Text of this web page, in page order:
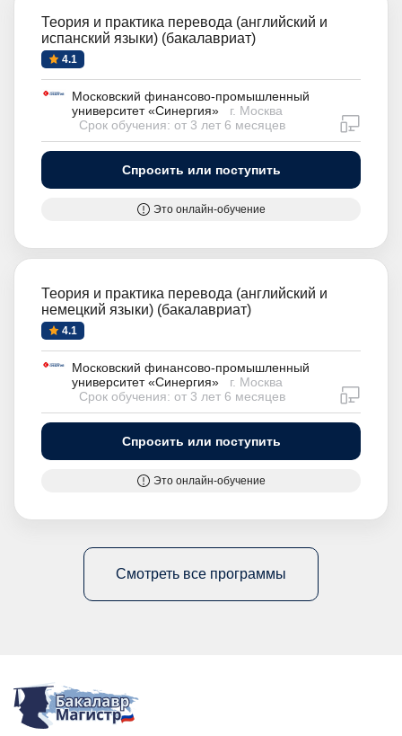
Теория и практика перевода (английский и
испанский языки) (бакалавриат)
4.1
Московский финансово-промышленный
университет «Синергия»
г. Москва
Срок обучения: от 3 лет 6 месяцев
Спросить или поступить
Это онлайн-обучение
Теория и практика перевода (английский и
немецкий языки) (бакалавриат)
4.1
Московский финансово-промышленный
университет «Синергия»
г. Москва
Срок обучения: от 3 лет 6 месяцев
Спросить или поступить
Это онлайн-обучение
Смотреть все программы